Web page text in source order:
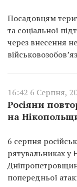
Посадовцям
та соціальної
через внесення
16:42 6 Серпня,
Росіяни
на
6 серпня
рятувальниках у
попередньої